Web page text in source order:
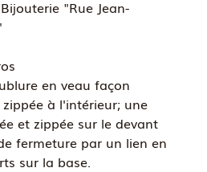
Bijouterie "Rue Jean-
en veau façon
à l'intérieur; une
et zippée sur le devant
fermeture par un lien en
sur la base.